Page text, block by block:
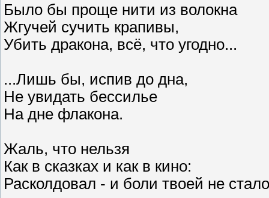
Было бы проще нити из волокна
Жгучей сучить крапивы,
Убить дракона, всё, что угодно...
...Лишь бы, испив до дна,
Не увидать бессилье
На дне флакона.
Жаль, что нельзя
Как в сказках и как в кино:
Расколдовал - и боли твоей не